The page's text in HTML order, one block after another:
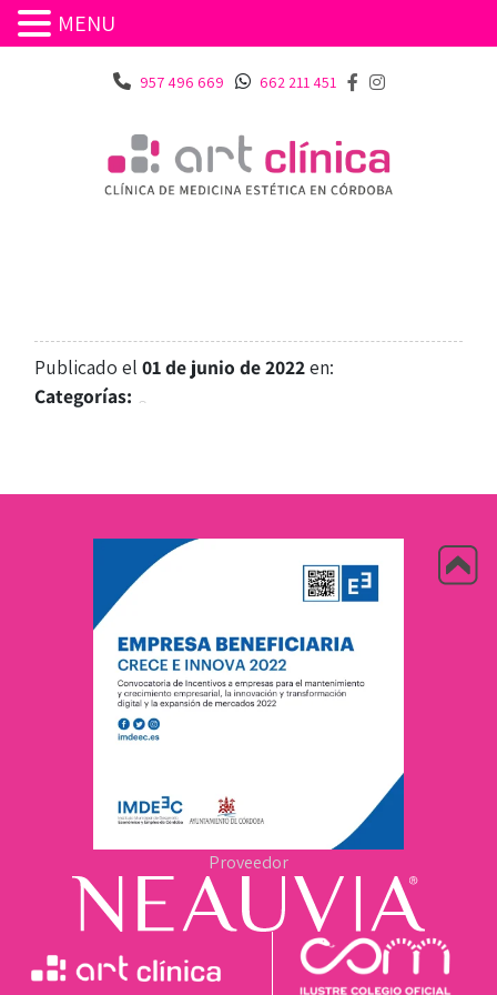
957 496 669 662 211 451
Publicado el01 de junio de 2022en:
Categorías:
Proveedor
MENU